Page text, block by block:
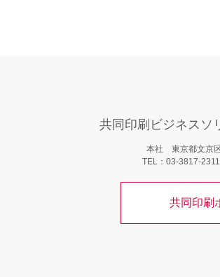
FAX：03-
その他
クッキー
取得した
共同印刷ビジネスソ
本社 東京都文京
TEL：03-3817-
共同印刷